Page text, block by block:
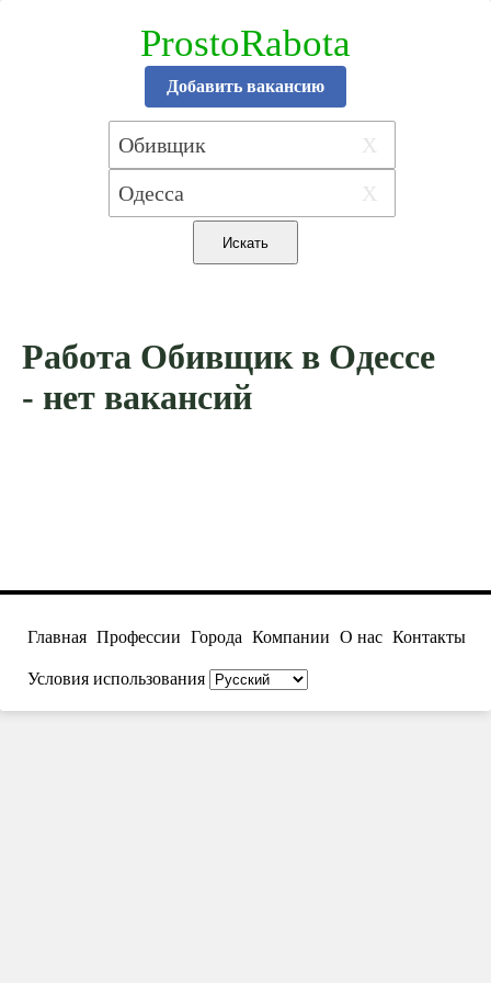
ProstoRabota
Добавить вакансию
X
X
Работа Обивщик в Одессе
- нет вакансий
Главная Профессии Города Компании О нас Контакты
Условия использования